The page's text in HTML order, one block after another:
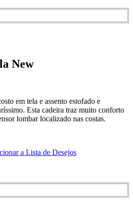
New
em tela e assento estofado e
Esta cadeira traz muito conforto
lombar localizado nas costas.
a Lista de Desejos